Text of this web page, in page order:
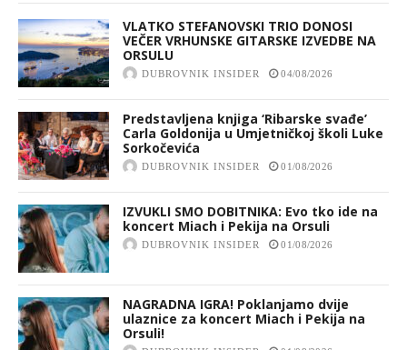
VLATKO STEFANOVSKI TRIO DONOSI
VEČER VRHUNSKE GITARSKE IZVEDBE NA
ORSULU
DUBROVNIK INSIDER 04/08/2026
Predstavljena knjiga ‘Ribarske svađe’
Carla Goldonija u Umjetničkoj školi Luke
Sorkočevića
DUBROVNIK INSIDER 01/08/2026
IZVUKLI SMO DOBITNIKA: Evo tko ide na
koncert Miach i Pekija na Orsuli
DUBROVNIK INSIDER 01/08/2026
NAGRADNA IGRA! Poklanjamo dvije
ulaznice za koncert Miach i Pekija na
Orsuli!